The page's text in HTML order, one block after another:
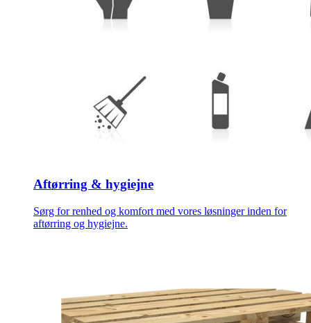
Aftørring & hygiejne
Sørg for renhed og komfort med vores løsninger inden for
aftørring og hygiejne.